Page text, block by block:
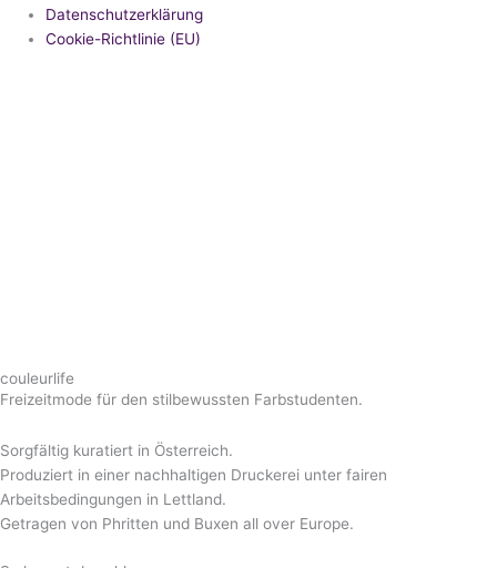
Datenschutzerklärung
Cookie-Richtlinie (EU)
couleurlife
Freizeitmode für den stilbewussten Farbstudenten.
Sorgfältig kuratiert in Österreich.
Produziert in einer nachhaltigen Druckerei unter fairen
Arbeitsbedingungen in Lettland.
Getragen von Phritten und Buxen all over Europe.